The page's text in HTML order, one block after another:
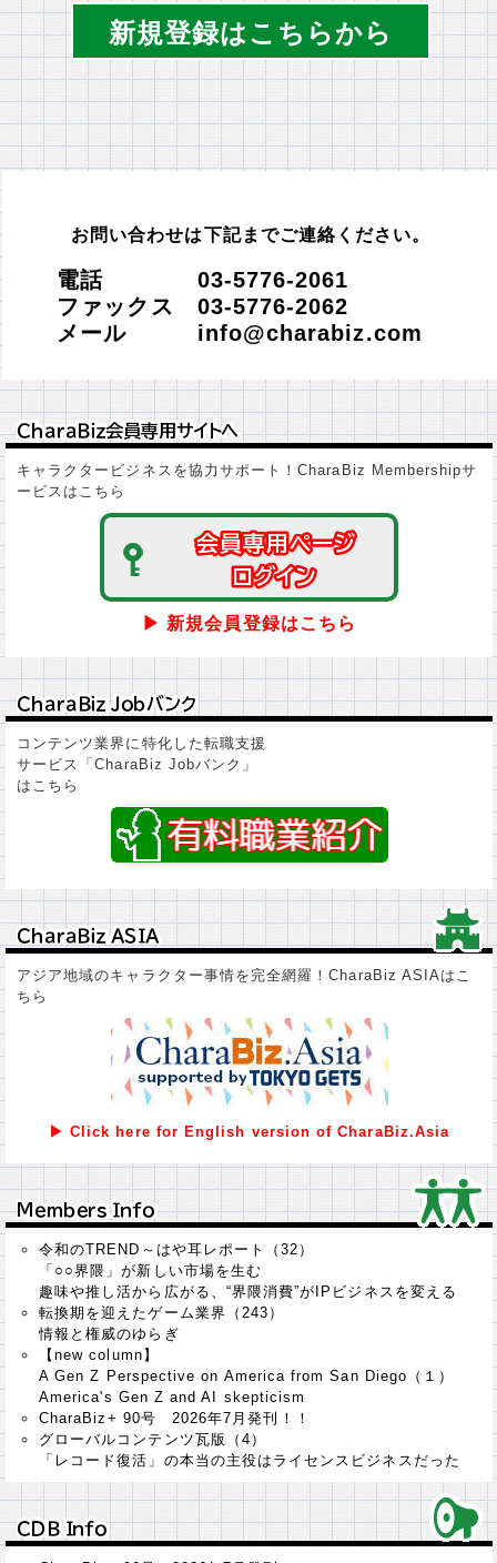
新規登録はこちらから
お問い合わせは下記までご連絡ください。
電話 03-5776-2061
ファックス 03-5776-2062
メール info@charabiz.com
ＣｈａｒａＢｉｚ会員専用サイトへ
ＣｈａｒａＢｉｚ会員専用サイトへ
キャラクタービジネスを協力サポート！CharaBiz Membershipサ
ービスはこちら
会員専用ページ
会員専用ページ
ログイン
ログイン
▶ 新規会員登録はこちら
ＣｈａｒａＢｉｚ Ｊｏｂバンク
ＣｈａｒａＢｉｚ Ｊｏｂバンク
コンテンツ業界に特化した転職支援
サービス「CharaBiz Jobバンク」
はこちら
ＣｈａｒａＢｉｚ ＡＳＩＡ
ＣｈａｒａＢｉｚ ＡＳＩＡ
アジア地域のキャラクター事情を完全網羅！CharaBiz ASIAはこ
ちら
▶ Click here for English version of CharaBiz.Asia
Ｍｅｍｂｅｒｓ Ｉｎｆｏ
Ｍｅｍｂｅｒｓ Ｉｎｆｏ
令和のTREND～はや耳レポート（32）
「○○界隈」が新しい市場を生む
趣味や推し活から広がる、“界隈消費”がIPビジネスを変える
転換期を迎えたゲーム業界（243）
情報と権威のゆらぎ
【new column】
A Gen Z Perspective on America from San Diego（１）
America's Gen Z and AI skepticism
CharaBiz+ 90号 2026年7月発刊！！
グローバルコンテンツ瓦版（4）
「レコード復活」の本当の主役はライセンスビジネスだった
ＣＤＢ Ｉｎｆｏ
ＣＤＢ Ｉｎｆｏ